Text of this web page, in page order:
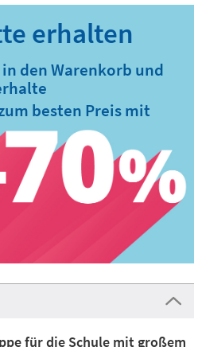
den Warenkorb und
besten Preis mit
für die Schule mit großem